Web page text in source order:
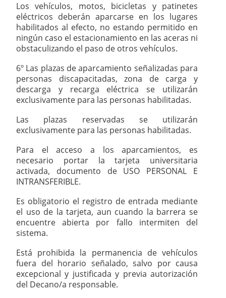
Los vehículos, motos, bicicletas y patinetes
eléctricos deberán aparcarse en los lugares
habilitados al efecto, no estando permitido en
ningún caso el estacionamiento en las aceras ni
obstaculizando el paso de otros vehículos.
6º Las plazas de aparcamiento señalizadas para
personas discapacitadas, zona de carga y
descarga y recarga eléctrica se utilizarán
exclusivamente para las personas habilitadas.
Las plazas reservadas se utilizarán
exclusivamente para las personas habilitadas.
Para el acceso a los aparcamientos, es
necesario portar la tarjeta universitaria
activada, documento de USO PERSONAL E
INTRANSFERIBLE.
Es obligatorio el registro de entrada mediante
el uso de la tarjeta, aun cuando la barrera se
encuentre abierta por fallo intermiten del
sistema.
Está prohibida la permanencia de vehículos
fuera del horario señalado, salvo por causa
excepcional y justificada y previa autorización
del Decano/a responsable.